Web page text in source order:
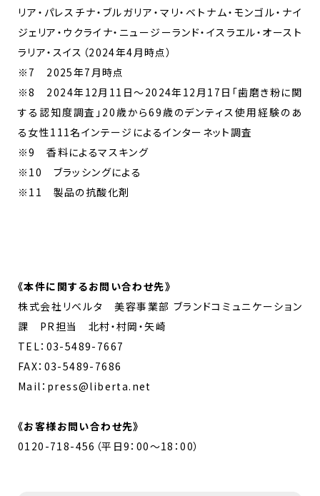
リア・パレスチナ・ブルガリア・マリ・ベトナム・モンゴル・ナイ
ジェリア・ウクライナ・ニュージーランド・イスラエル・オースト
ラリア・スイス（2024年4月時点）
※7 2025年7月時点
※8 2024年12月11日～2024年12月17日「歯磨き粉に関
する認知度調査」20歳から69歳のデンティス使用経験のあ
る女性111名インテージによるインターネット調査
※9 香料によるマスキング
※10 ブラッシングによる
※11 製品の抗酸化剤
《本件に関するお問い合わせ先》
株式会社リベルタ 美容事業部 ブランドコミュニケーション
課 PR担当 北村・村岡・矢崎
TEL：03-5489-7667
FAX：03-5489-7686
Mail：press@liberta.net
《お客様お問い合わせ先》
0120-718-456（平日9：00～18：00）